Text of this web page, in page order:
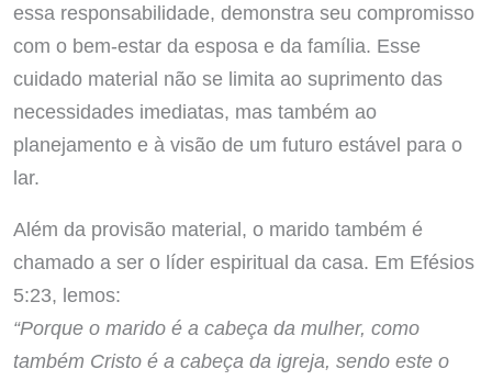
essa responsabilidade, demonstra seu compromisso
com o bem-estar da esposa e da família. Esse
cuidado material não se limita ao suprimento das
necessidades imediatas, mas também ao
planejamento e à visão de um futuro estável para o
lar.
Além da provisão material, o marido também é
chamado a ser o líder espiritual da casa. Em Efésios
5:23, lemos:
“Porque o marido é a cabeça da mulher, como
também Cristo é a cabeça da igreja, sendo este o